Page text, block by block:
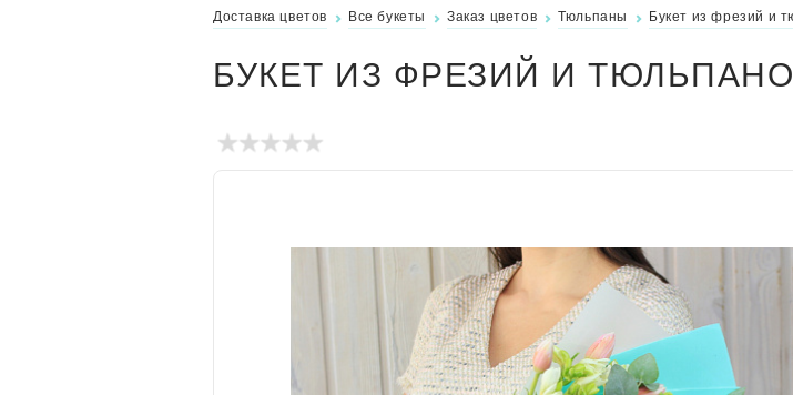
Доставка цветов Все букеты Заказ цветов Тюльпаны Букет из фрезий и
БУКЕТ ИЗ ФРЕЗИЙ И